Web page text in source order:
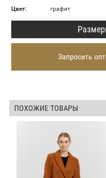
Цвет:
графит
Запросить
ПОХОЖИЕ ТОВАРЫ